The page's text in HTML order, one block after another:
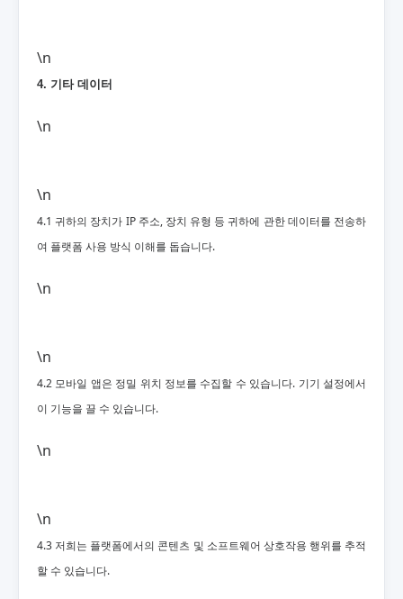
\n
4. 기타 데이터
\n
\n
4.1 귀하의 장치가 IP 주소, 장치 유형 등 귀하에 관한 데이터를 전송하
여 플랫폼 사용 방식 이해를 돕습니다.
\n
\n
4.2 모바일 앱은 정밀 위치 정보를 수집할 수 있습니다. 기기 설정에서
이 기능을 끌 수 있습니다.
\n
\n
4.3 저희는 플랫폼에서의 콘텐츠 및 소프트웨어 상호작용 행위를 추적
할 수 있습니다.